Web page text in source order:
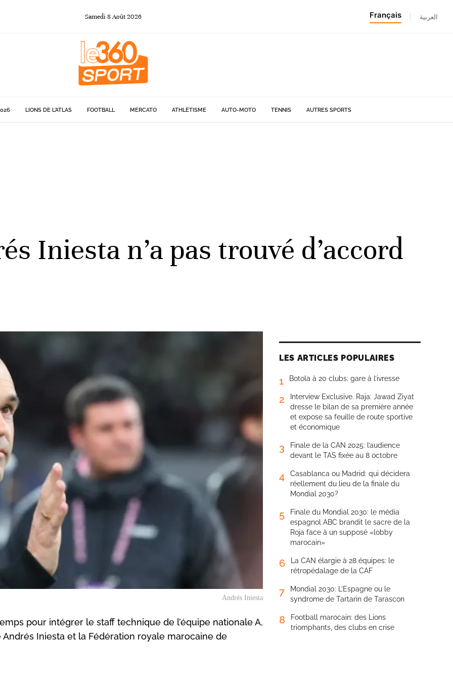
Samedi 8Août2026 Français العربية
LIONS DE L'ATLAS FOOTBALL MERCATO ATHLÉTISME AUTO-MOTO TENNIS AUTRES SPORTS
Iniesta n’a pas trouvé d’accord
Andrés Iniesta
pour intégrer le staff technique de l’équipe nationale A,
Iniesta et la Fédération royale marocaine de
LES ARTICLES POPULAIRES
1 Botola à 20 clubs: gare à l’ivresse
2
Interview Exclusive. Raja: Jawad Ziyat
dresse le bilan de sa première année
et expose sa feuille de route sportive
et économique
3
Finale de la CAN 2025: l’audience
devant le TAS fixée au 8 octobre
4
Casablanca ou Madrid: qui décidera
réellement du lieu de la finale du
Mondial 2030?
5
Finale du Mondial 2030: le média
espagnol ABC brandit le sacre de la
Roja face à un supposé «lobby
marocain»
6
La CAN élargie à 28 équipes: le
rétropédalage de la CAF
7
Mondial 2030: L’Espagne ou le
syndrome de Tartarin de Tarascon
8
Football marocain: des Lions
triomphants, des clubs en crise